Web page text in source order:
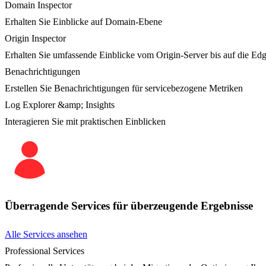
Domain Inspector
Erhalten Sie Einblicke auf Domain-Ebene
Origin Inspector
Erhalten Sie umfassende Einblicke vom Origin-Server bis auf die
Benachrichtigungen
Erstellen Sie Benachrichtigungen für servicebezogene Metriken
Log Explorer &amp; Insights
Interagieren Sie mit praktischen Einblicken
Überragende Services für überzeugende Ergebnisse
Alle Services ansehen
Professional Services